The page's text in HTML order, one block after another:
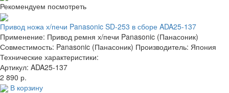
Рекомендуем посмотреть
Привод ножа х/печи Panasonic SD-253 в сборе ADA25-137
Применение: Привод ремня х/печи Panasonic (Панасоник)
Совместимость: Panasonic (Панасоник) Производитель: Япония
Технические характеристики:
Артикул: ADA25-137
2 890 р.
В корзину